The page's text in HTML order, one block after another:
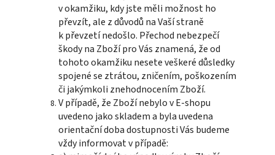
v okamžiku, kdy jste měli možnost ho
převzít, ale z důvodů na Vaší straně
k převzetí nedošlo. Přechod nebezpečí
škody na Zboží pro Vás znamená, že od
tohoto okamžiku nesete veškeré důsledky
spojené se ztrátou, zničením, poškozením
či jakýmkoli znehodnocením Zboží.
V případě, že Zboží nebylo v E-shopu
uvedeno jako skladem a byla uvedena
orientační doba dostupnosti Vás budeme
vždy informovat v případě: